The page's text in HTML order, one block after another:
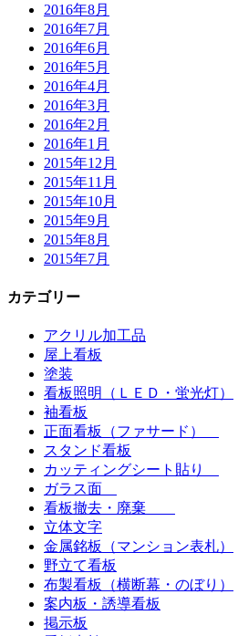
2016年8月
2016年7月
2016年6月
2016年5月
2016年4月
2016年3月
2016年2月
2016年1月
2015年12月
2015年11月
2015年10月
2015年9月
2015年8月
2015年7月
カテゴリー
アクリル加工品
屋上看板
塗装
看板照明（ＬＥＤ・蛍光灯）
袖看板
正面看板（ファサード）
スタンド看板
カッティングシート貼り
ガラス面
看板撤去・廃棄
立体文字
金属銘板（マンション表札）
野立て看板
布製看板（横断幕・のぼり）
案内板・誘導看板
掲示板